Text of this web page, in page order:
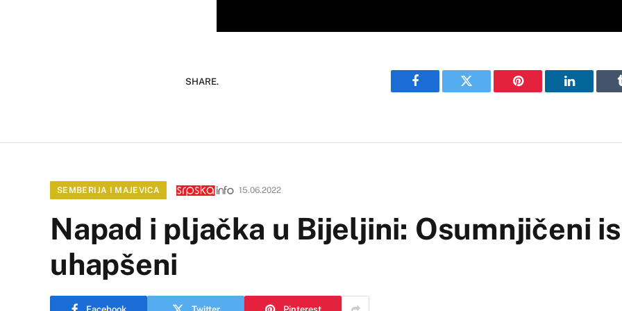
SHARE.
Facebook Twitter Pinterest LinkedIn
SEMBERIJA I MAJEVICA 15.06.2022
Napad i pljačka u Bijeljini: Osumnjičeni
uhapšeni